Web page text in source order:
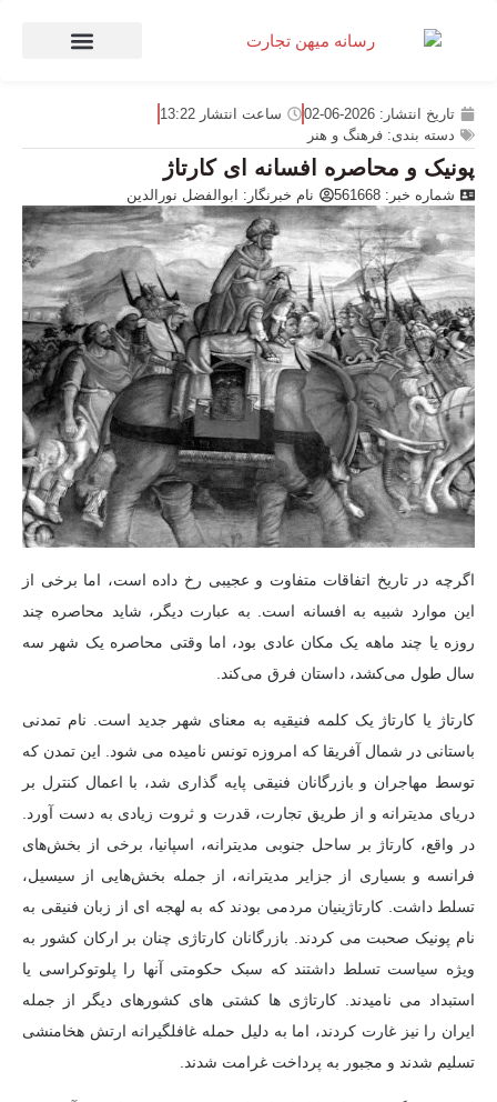
تاریخ انتشار: 2026-06-02 ساعت انتشار 13:22
دسته بندی: فرهنگ و هنر
پونیک و محاصره افسانه ای کارتاژ
شماره خبر: 561668 نام خبرنگار: ابوالفضل نورالدین
اگرچه در تاریخ اتفاقات متفاوت و عجیبی رخ داده است، اما برخی از
این موارد شبیه به افسانه است. به عبارت دیگر، شاید محاصره چند
روزه یا چند ماهه یک مکان عادی بود، اما وقتی محاصره یک شهر سه
سال طول می‌کشد، داستان فرق می‌کند.
کارتاژ یا کارتاژ یک کلمه فنیقیه به معنای شهر جدید است. نام تمدنی
باستانی در شمال آفریقا که امروزه تونس نامیده می شود. این تمدن که
توسط مهاجران و بازرگانان فنیقی پایه گذاری شد، با اعمال کنترل بر
دریای مدیترانه و از طریق تجارت، قدرت و ثروت زیادی به دست آورد.
در واقع، کارتاژ بر ساحل جنوبی مدیترانه، اسپانیا، برخی از بخش‌های
فرانسه و بسیاری از جزایر مدیترانه، از جمله بخش‌هایی از سیسیل،
تسلط داشت. کارتاژینیان مردمی بودند که به لهجه ای از زبان فنیقی به
نام پونیک صحبت می کردند. بازرگانان کارتاژی چنان بر ارکان کشور به
ویژه سیاست تسلط داشتند که سبک حکومتی آنها را پلوتوکراسی یا
استبداد می نامیدند. کارتاژی ها کشتی های کشورهای دیگر از جمله
ایران را نیز غارت کردند، اما به دلیل حمله غافلگیرانه ارتش هخامنشی
تسلیم شدند و مجبور به پرداخت غرامت شدند.